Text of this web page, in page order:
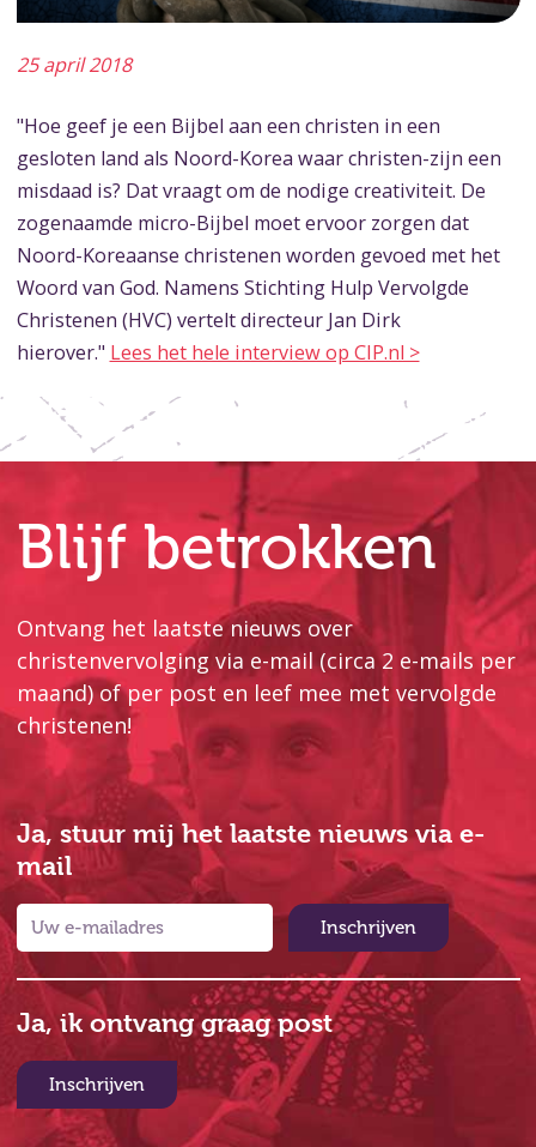
25 april 2018
"Hoe geef je een Bijbel aan een christen in een
gesloten land als Noord-Korea waar christen-zijn een
misdaad is? Dat vraagt om de nodige creativiteit. De
zogenaamde micro-Bijbel moet ervoor zorgen dat
Noord-Koreaanse christenen worden gevoed met het
Woord van God. Namens Stichting Hulp Vervolgde
Christenen (HVC) vertelt directeur Jan Dirk
hierover." Lees het hele interview op CIP.nl >
Blijf betrokken
Ontvang het laatste nieuws over
christenvervolging via e-mail (circa 2 e-mails per
maand) of per post en leef mee met vervolgde
christenen!
Ja, stuur mij het laatste nieuws via e-
mail
Inschrijven
Ja, ik ontvang graag post
Inschrijven